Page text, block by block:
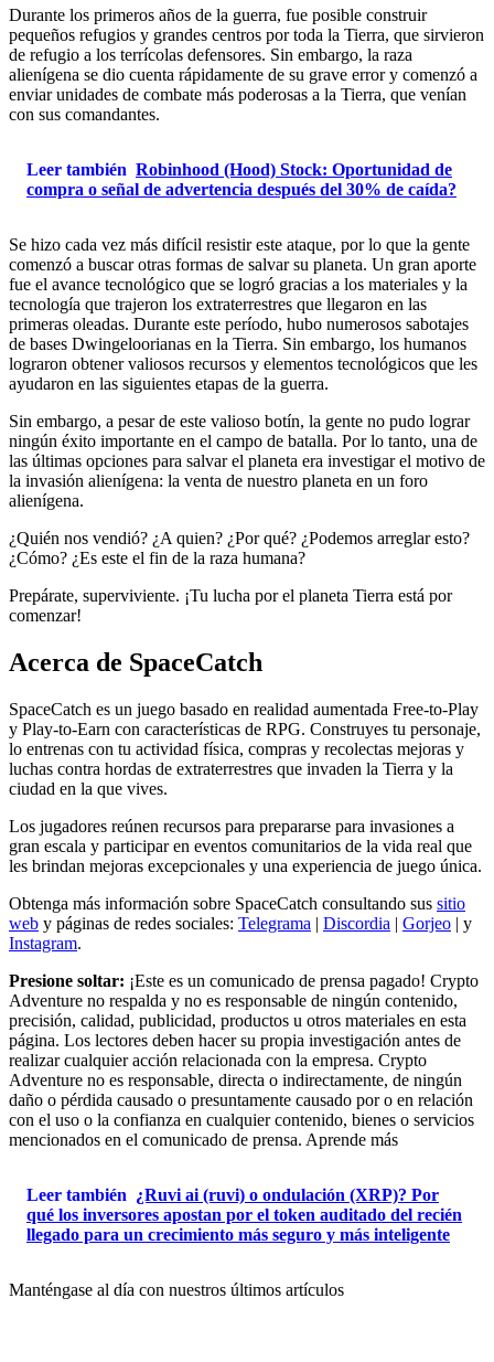
Durante los primeros años de la guerra, fue posible construir
pequeños refugios y grandes centros por toda la Tierra, que sirvieron
de refugio a los terrícolas defensores. Sin embargo, la raza
alienígena se dio cuenta rápidamente de su grave error y comenzó a
enviar unidades de combate más poderosas a la Tierra, que venían
con sus comandantes.
Leer también Robinhood (Hood) Stock: Oportunidad de
compra o señal de advertencia después del 30% de caída?
Se hizo cada vez más difícil resistir este ataque, por lo que la gente
comenzó a buscar otras formas de salvar su planeta. Un gran aporte
fue el avance tecnológico que se logró gracias a los materiales y la
tecnología que trajeron los extraterrestres que llegaron en las
primeras oleadas. Durante este período, hubo numerosos sabotajes
de bases Dwingeloorianas en la Tierra. Sin embargo, los humanos
lograron obtener valiosos recursos y elementos tecnológicos que les
ayudaron en las siguientes etapas de la guerra.
Sin embargo, a pesar de este valioso botín, la gente no pudo lograr
ningún éxito importante en el campo de batalla. Por lo tanto, una de
las últimas opciones para salvar el planeta era investigar el motivo de
la invasión alienígena: la venta de nuestro planeta en un foro
alienígena.
¿Quién nos vendió? ¿A quien? ¿Por qué? ¿Podemos arreglar esto?
¿Cómo? ¿Es este el fin de la raza humana?
Prepárate, superviviente. ¡Tu lucha por el planeta Tierra está por
comenzar!
Acerca de SpaceCatch
SpaceCatch es un juego basado en realidad aumentada Free-to-Play
y Play-to-Earn con características de RPG. Construyes tu personaje,
lo entrenas con tu actividad física, compras y recolectas mejoras y
luchas contra hordas de extraterrestres que invaden la Tierra y la
ciudad en la que vives.
Los jugadores reúnen recursos para prepararse para invasiones a
gran escala y participar en eventos comunitarios de la vida real que
les brindan mejoras excepcionales y una experiencia de juego única.
Obtenga más información sobre SpaceCatch consultando sus sitio
web y páginas de redes sociales: Telegrama | Discordia | Gorjeo | y
Instagram.
Presione soltar: ¡Este es un comunicado de prensa pagado! Crypto
Adventure no respalda y no es responsable de ningún contenido,
precisión, calidad, publicidad, productos u otros materiales en esta
página. Los lectores deben hacer su propia investigación antes de
realizar cualquier acción relacionada con la empresa. Crypto
Adventure no es responsable, directa o indirectamente, de ningún
daño o pérdida causado o presuntamente causado por o en relación
con el uso o la confianza en cualquier contenido, bienes o servicios
mencionados en el comunicado de prensa. Aprende más
Leer también ¿Ruvi ai (ruvi) o ondulación (XRP)? Por
qué los inversores apostan por el token auditado del recién
llegado para un crecimiento más seguro y más inteligente
Manténgase al día con nuestros últimos artículos